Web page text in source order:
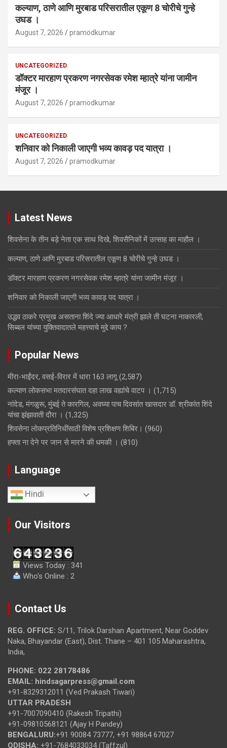
कल्याण, ठाणे आणि मुरबाड परिसरातील एकूण 8 चोरीचे गुन्हे
उघड ।
August 7, 2026 pramodkumar
UNCATEGORIZED
डॉक्टर मारहाण प्रकरण नगरसेवक रमेश म्हात्रे यांना जामीन
मंजूर ।
August 7, 2026 pramodkumar
UNCATEGORIZED
शनिवार को निकाली जाएगी भव्य कावड़ पद यात्रा ।
August 7, 2026 pramodkumar
Latest News
शिवसेना के तीन बड़े नेता एक साथ दिखे, शिवसैनिकों में उत्साह का माहौल ।
कल्याण, ठाणे आणि मुरबाड परिसरातील एकूण 8 चोरीचे गुन्हे उघड ।
डॉक्टर मारहाण प्रकरण नगरसेवक रमेश म्हात्रे यांना जामीन मंजूर ।
शनिवार को निकाली जाएगी भव्य कावड़ पद यात्रा ।
उद्धव ठाकरे प्रमुख असताना शिंदे ज्या आधारे मंत्री झाले ती घटना नाकारली,
सिब्बल यांच्या युक्तिवादातले महत्त्वाचे मुद्दे काय ?
Popular News
मीरा-भाईंदर, वसई-विरार में धारा 163 लागू (2,587)
कल्याण लोकसभा मतदारसंघात दहा लाख वह्यांचे वाटप । (1,715)
नांदेड, मंगळुरू, मुंबई ते कारगिल, अवघ्या पाच दिवसांत खासदार डॉ. श्रीकांत शिंदे
यांचा झंझावाती दौरा । (1,325)
शिवसेना लोकप्रतिनिधींसाठी विशेष प्रशिक्षण शिबिर। (960)
हफ्ता ना देने पर जान से मारने की धमकी । (810)
Language
Hindi
Our Visitors
Views Today : 341
Who's Online : 2
Contact Us
REG. OFFICE: S/11, Trilok Darshan Apartment, Near Goddev
Naka, Bhayandar (East), Dist. Thane – 401 105 Maharashtra,
India,
PHONE: 022 28178486
EMAIL: hindsagarpress@gmail.com
+91-8329312011 (Ved Prakash Tiwari)
UTTAR PRADESH
+91-7007090410 (Rakesh Tripathi)
+91-09810568121 (Ajay H Pandey)
BENGALURU:+91 90084 73777, +91 98864 67027
ODISHA: +91-7684033034 (Taffzul)